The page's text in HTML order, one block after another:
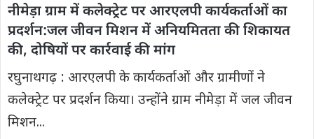
नीमेड़ा ग्राम में कलेक्ट्रेट पर आरएलपी कार्यकर्ताओं का
प्रदर्शन:जल जीवन मिशन में अनियमितता की शिकायत
की, दोषियों पर कार्रवाई की मांग
रघुनाथगढ़ : आरएलपी के कार्यकर्ताओं और ग्रामीणों ने
कलेक्ट्रेट पर प्रदर्शन किया। उन्होंने ग्राम नीमेड़ा में जल जीवन
मिशन...